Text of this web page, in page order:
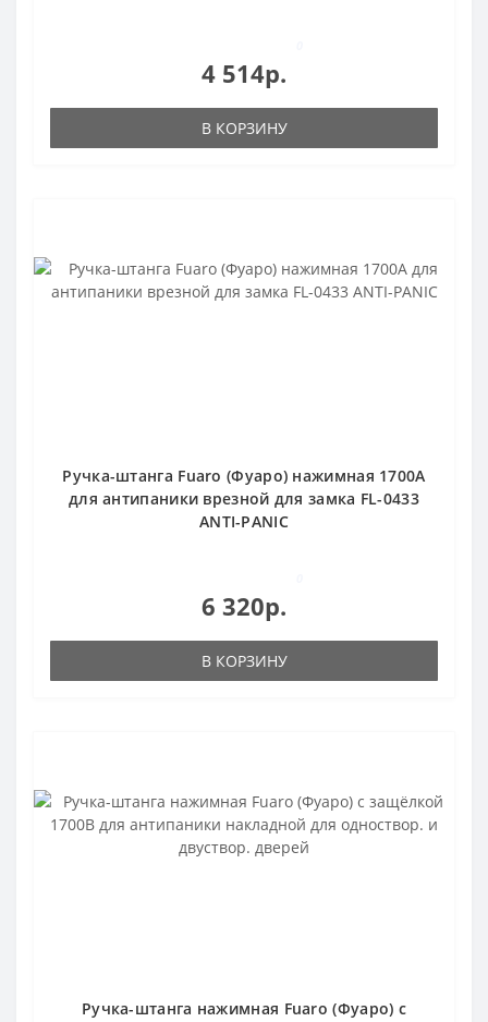
4 514р.
В КОРЗИНУ
Ручка-штанга Fuaro (Фуаро) нажимная 1700А
для антипаники врезной для замка FL-0433
ANTI-PANIC
6 320р.
В КОРЗИНУ
Ручка-штанга нажимная Fuaro (Фуаро) с